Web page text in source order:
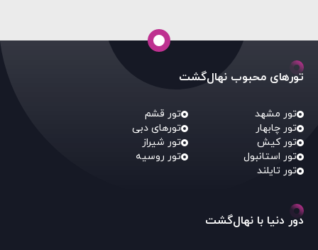
تورهای محبوب نهال‌گشت
تور مشهد
تور قشم
تور چابهار
تورهای دبی
تور کیش
تور شیراز
تور استانبول
تور روسیه
تور تایلند
دور دنیا با نهال‌گشت